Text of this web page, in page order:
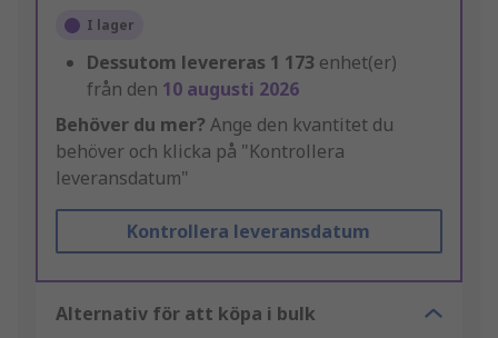
I lager
Dessutom levereras 1 173 enhet(er)
från den 10 augusti 2026
Behöver du mer? Ange den kvantitet du
behöver och klicka på "Kontrollera
leveransdatum"
Kontrollera leveransdatum
Alternativ för att köpa i bulk